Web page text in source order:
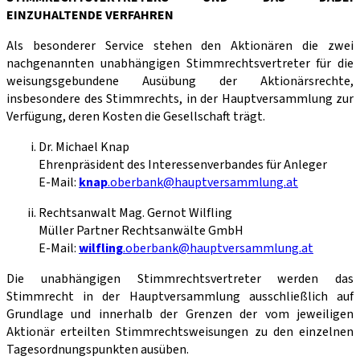
EINZUHALTENDE VERFAHREN
Als besonderer Service stehen den Aktionären die zwei
nachgenannten unabhängigen Stimmrechtsvertreter für die
weisungsgebundene Ausübung der Aktionärsrechte,
insbesondere des Stimmrechts, in der Hauptversammlung zur
Verfügung, deren Kosten die Gesellschaft trägt.
Dr. Michael Knap
Ehrenpräsident des Interessenverbandes für Anleger
E-Mail:knap.oberbank@hauptversammlung.at
Rechtsanwalt Mag. Gernot Wilfling
Müller Partner Rechtsanwälte GmbH
E-Mail:wilfling.oberbank@hauptversammlung.at
Die unabhängigen Stimmrechtsvertreter werden das
Stimmrecht in der Hauptversammlung ausschließlich auf
Grundlage und innerhalb der Grenzen der vom jeweiligen
Aktionär erteilten Stimmrechtsweisungen zu den einzelnen
Tagesordnungspunkten ausüben.